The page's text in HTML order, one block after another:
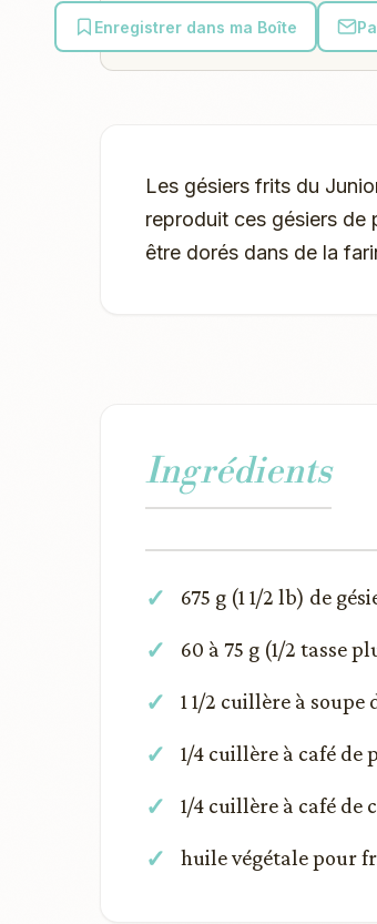
Enregistrer dans ma Boîte
Les gésiers frits du
reproduit ces gésiers de
être dorés dans de la
Ingrédients
675 g (1 1/2 lb) de
60 à 75 g (1/2 tasse
1 1/2 cuillère à soupe
1/4 cuillère à café de
1/4 cuillère à café de
huile végétale pour